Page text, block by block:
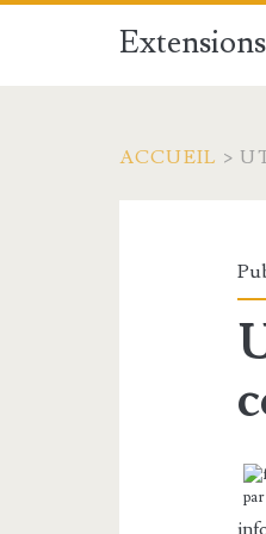
ACCUEIL >